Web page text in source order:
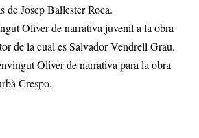
de Josep Ballester Roca.
Oliver de narrativa juvenil a la obra
de la cual es Salvador Vendrell Grau.
Oliver de narrativa para la obra
Crespo.